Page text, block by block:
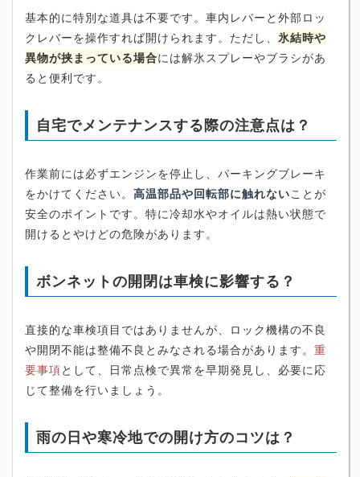
基本的に特別な道具は不要です。車内レバーと外部ロッ
クレバーを操作すれば開けられます。ただし、 氷結時や
異物が挟まっている場合には解氷スプレーやブラシがあ
ると便利です。
自宅でメンテナンスする際の注意点は？
作業前には必ずエンジンを停止し、パーキングブレーキ
をかけてください。 高温部品や回転部に触れないことが
安全のポイントです。特に冷却水やオイルは熱い状態で
開けるとやけどの危険があります。
ボンネットの開閉は車検に影響する？
直接的な車検項目ではありませんが、ロック機構の不良
や開閉不能は整備不良とみなされる場合があります。 重
要事項として、日常点検で異常を早期発見し、必要に応
じて整備を行いましょう。
雨の日や寒冷地での開け方のコツは？